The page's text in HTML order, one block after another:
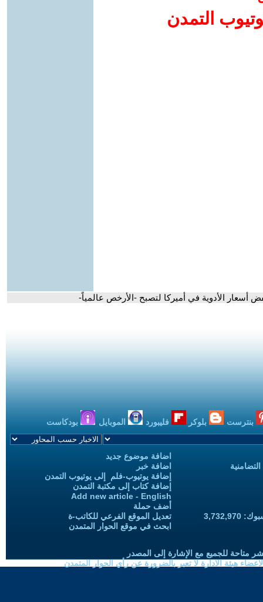
التمدن
أسعار الأدوية في أميركا لتصبح -الأرخص عالمياً-
بنترست بلوكر فليبورد الموبايل بودكاست
اضافة موضوع جديد
اضافة خبر
إضافة يوتيوب-فلم إلى يوتيوب التمدن
إضافة كتاب إلى مكتبة التمدن
Add new article - English
أضف حملة
تعديل الموقع الفرعي للكاتب-ة
ابحث في موقع الحوار المتمدن
متاحة للجميع مع الإشارة إلى المصدر
هيئة الادارة لا تعبر بالضرورة عن رأي الحوار المتمدن